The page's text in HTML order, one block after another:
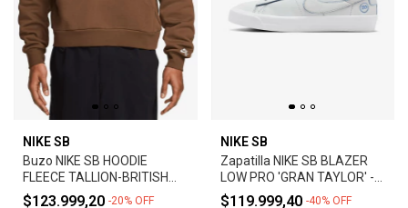
NIKE SB
Buzo NIKE SB HOODIE
FLEECE TALLION-BRITISH
TAN
$123.999,20 -20% OFF
NIKE SB
Zapatilla NIKE SB BLAZER
LOW PRO 'GRAN TAYLOR' -
SUMMIT WHITE
$119.999,40 -40% OFF